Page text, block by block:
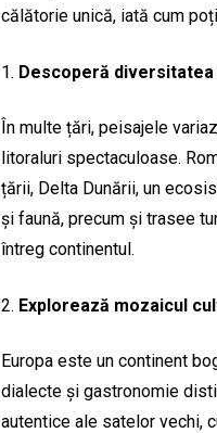
călătorie unică, iată cum
Descoperă diversitatea
În multe țări, peisajele
litoraluri spectaculoase.
țării, Delta Dunării, un
și faună, precum și trasee
întreg continentul.
Explorează mozaicul
Europa este un continent
dialecte și gastronomie
autentice ale satelor vechi,